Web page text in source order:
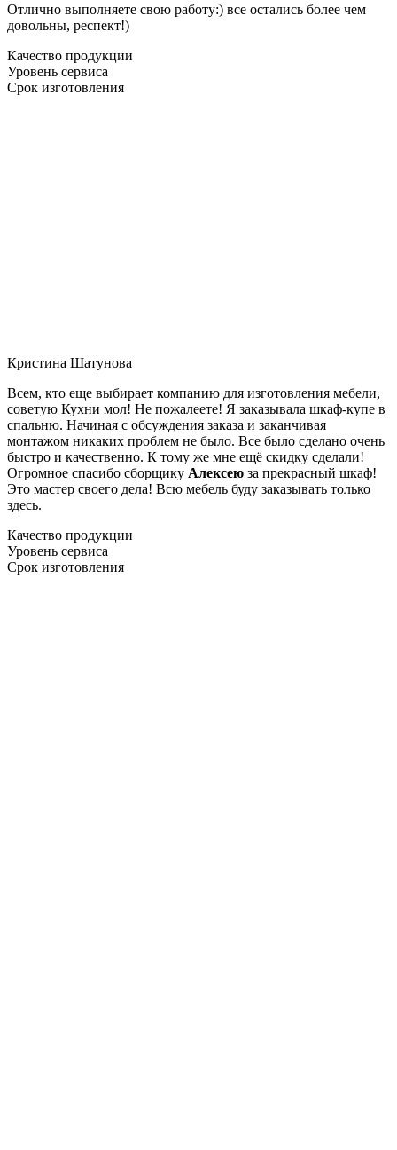
Отлично выполняете свою работу:) все остались более чем
довольны, респект!)
Качество продукции
Уровень сервиса
Срок изготовления
Кристина Шатунова
Всем, кто еще выбирает компанию для изготовления мебели,
советую Кухни мол! Не пожалеете! Я заказывала шкаф-купе в
спальню. Начиная с обсуждения заказа и заканчивая
монтажом никаких проблем не было. Все было сделано очень
быстро и качественно. К тому же мне ещё скидку сделали!
Огромное спасибо сборщику Алексею за прекрасный шкаф!
Это мастер своего дела! Всю мебель буду заказывать только
здесь.
Качество продукции
Уровень сервиса
Срок изготовления